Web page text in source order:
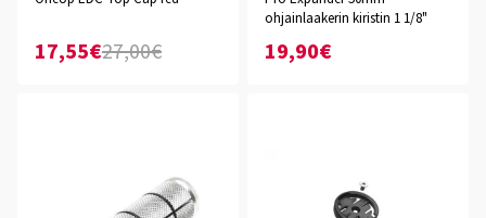
17,55€27,00€
ohjainlaakerin kiristin 1 1/8"
19,90€